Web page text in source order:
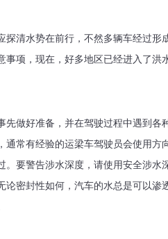
水势在前行，不然多辆车经过形
项，现在，好多地区已经进入了洪
好准备，并在驾驶过程中遇到各
常有经验的运梁车驾驶员会使用
要警告涉水深度，请使用安全涉
密封性如何，汽车的水总是可以